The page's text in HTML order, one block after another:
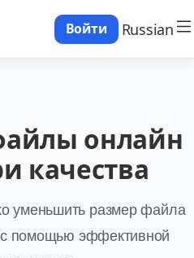
Войти Russian
онлайн
качества
уменьшить размер файла
с помощью эффективной